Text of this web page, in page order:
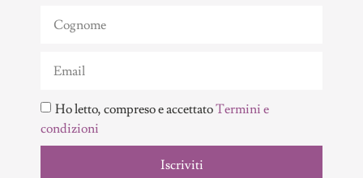
Ho letto, compreso e accettatoTermini e
condizioni
Iscriviti